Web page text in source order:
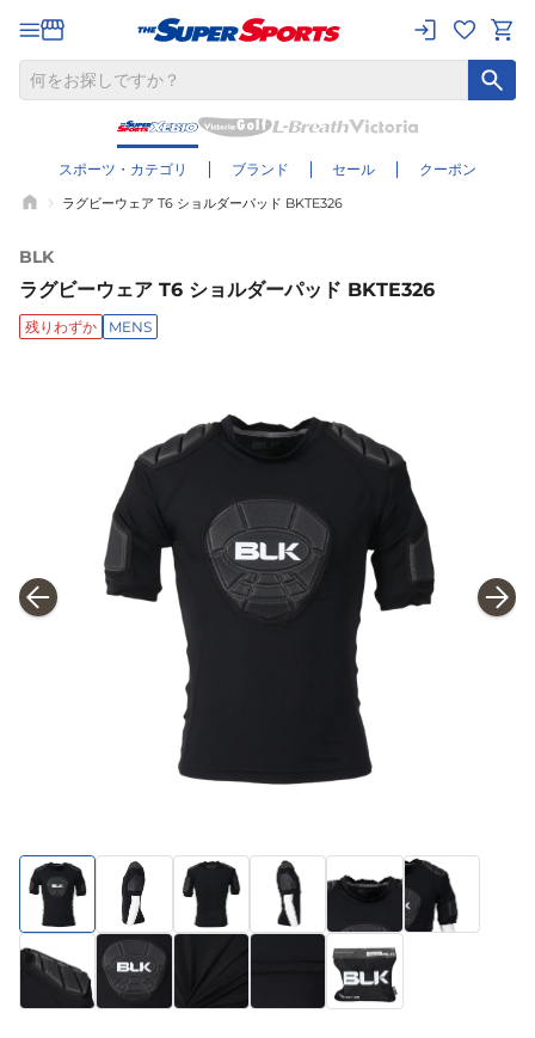
スポーツ・カテゴリ ブランド セール クーポン
ラグビーウェア T6 ショルダーパッド BKTE326
BLK
ラグビーウェア T6 ショルダーパッド BKTE326
残りわずか MENS